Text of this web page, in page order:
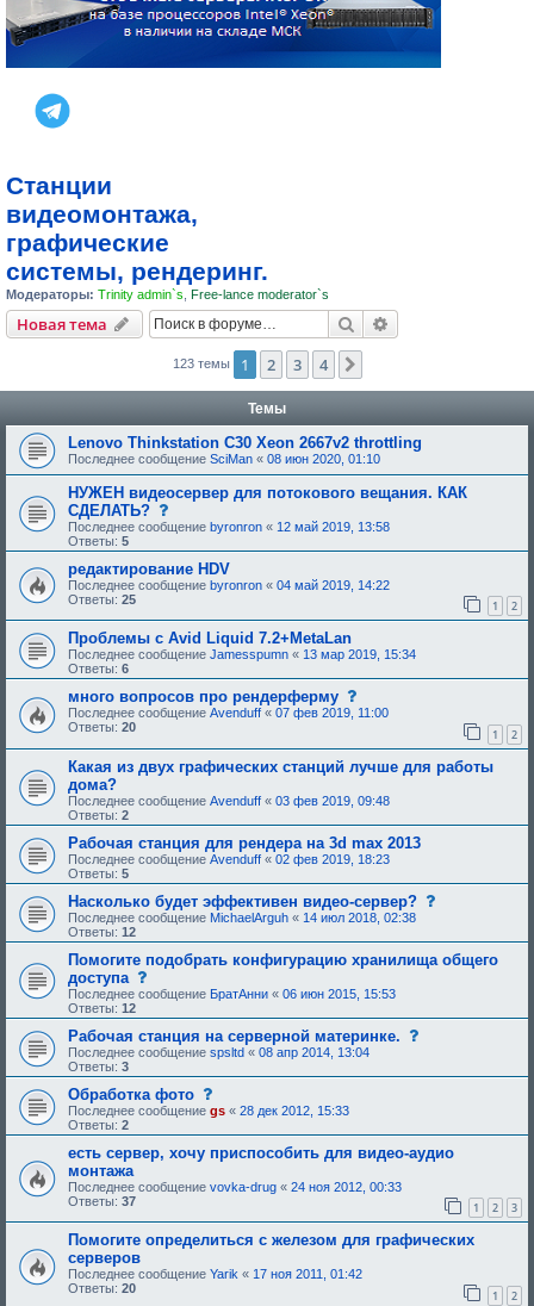
Станции
видеомонтажа,
графические
системы, рендеринг.
Модераторы: Trinity admin`s Free-lance moderator`s
Новая тема Поиск
123 темы 1 2 3 4
Темы
Lenovo Thinkstation C30 Xeon 2667v2 throttling
Последнее сообщение SciMan « 08 июн 2020, 01:10
НУЖЕН видеосервер для потокового вещания. КАК
СДЕЛАТЬ?
о
о
б
щ
е
н
е
,
т
р
е
б
у
ю
е
е
о
б
е
н
:
Последнее сообщение byronron « 12 май 2019, 13:58
Ответы: 5
редактирование HDV
Последнее сообщение byronron « 04 май 2019, 14:22
Ответы: 25 1 2
Проблемы с Avid Liquid 7.2+MetaLan
Последнее сообщение Jamesspumn « 13 мар 2019, 15:34
Ответы: 6
много вопросов про рендерферму
о
о
щ
е
н
и
е
,
р
е
ю
щ
о
о
р
е
н
я
Последнее сообщение Avenduff « 07 фев 2019, 11:00
Ответы: 20 1 2
Какая из двух графических станций лучше для работы
дома?
Последнее сообщение Avenduff « 03 фев 2019, 09:48
Ответы: 2
Рабочая станция для рендера на 3d max 2013
Последнее сообщение Avenduff « 02 фев 2019, 18:23
Ответы: 5
Насколько будет эффективен видео-сервер?
б
щ
е
е
о
б
р
е
Последнее сообщение MichaelArguh « 14 июл 2018, 02:38
Ответы: 12
Помогите подобрать конфигурацию хранилища общего
доступа
о
о
б
щ
е
н
и
е
,
т
р
б
ю
о
о
Последнее сообщение БратАнни « 06 июн 2015, 15:53
Ответы: 12
Рабочая станция на серверной материнке.
б
и
е
,
б
ю
Последнее сообщение spsltd « 08 апр 2014, 13:04
Ответы: 3
Обработка фото
о
о
б
щ
е
и
,
т
р
б
Последнее сообщение gs « 28 дек 2012, 15:33
Ответы: 2
есть сервер, хочу приспособить для видео-аудио
монтажа
Последнее сообщение vovka-drug « 24 ноя 2012, 00:33
Ответы: 37 1 2 3
Помогите определиться с железом для графических
серверов
Последнее сообщение Yarik « 17 ноя 2011, 01:42
Ответы: 20 1 2